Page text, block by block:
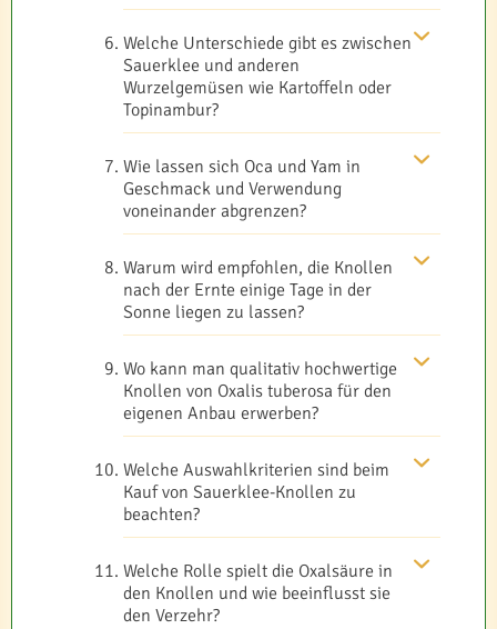
Welche Unterschiede gibt es zwischen
Sauerklee und anderen
Wurzelgemüsen wie Kartoffeln oder
Topinambur?
Wie lassen sich Oca und Yam in
Geschmack und Verwendung
voneinander abgrenzen?
Warum wird empfohlen, die Knollen
nach der Ernte einige Tage in der
Sonne liegen zu lassen?
Wo kann man qualitativ hochwertige
Knollen von Oxalis tuberosa für den
eigenen Anbau erwerben?
Welche Auswahlkriterien sind beim
Kauf von Sauerklee-Knollen zu
beachten?
Welche Rolle spielt die Oxalsäure in
den Knollen und wie beeinflusst sie
den Verzehr?